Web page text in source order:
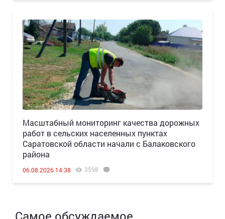
Масштабный мониторинг качества дорожных
работ в сельских населенных пунктах
Саратовской области начали с Балаковского
района
06.08.2026 14:38 3598